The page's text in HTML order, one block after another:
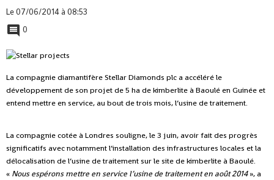
Le 07/06/2014à 08:53
0
La compagnie diamantifère Stellar Diamonds plc a accéléré le
développement de son projet de 5 ha de kimberlite à Baoulé en Guinée et
entend mettre en service, au bout de trois mois, l’usine de traitement.
La compagnie cotée à Londres souligne, le 3 juin, avoir fait des progrès
significatifs avec notamment l’installation des infrastructures locales et la
délocalisation de l’usine de traitement sur le site de kimberlite à Baoulé.
« Nous espérons mettre en service l’usine de traitement en août 2014», a